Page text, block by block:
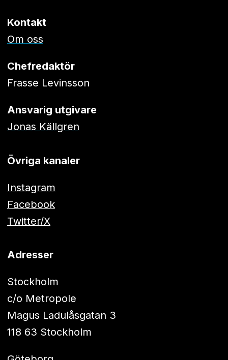
Kontakt
Om oss
Chefredaktör
Frasse Levinsson
Ansvarig utgivare
Jonas Källgren
Övriga kanaler
Instagram
Facebook
Twitter/X
Adresser
Stockholm
c/o Metropole
Magus Ladulåsgatan 3
118 63 Stockholm